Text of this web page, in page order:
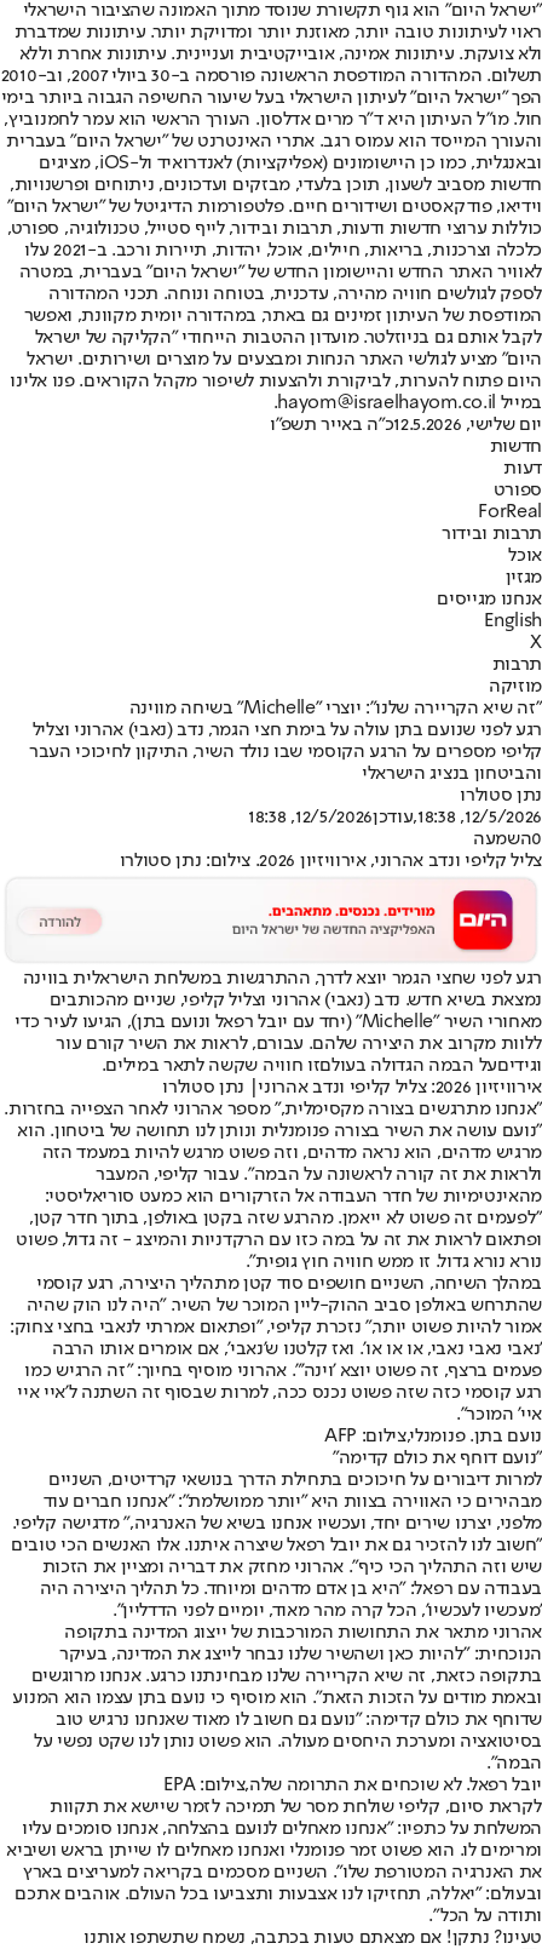
"ישראל היום" הוא גוף תקשורת שנוסד מתוך האמונה שהציבור הישראלי
ראוי לעיתונות טובה יותר, מאוזנת יותר ומדויקת יותר. עיתונות שמדברת
ולא צועקת. עיתונות אמינה, אובייקטיבית ועניינית. עיתונות אחרת וללא
תשלום. המהדורה המודפסת הראשונה פורסמה ב-30 ביולי 2007, וב-2010
הפך "ישראל היום" לעיתון הישראלי בעל שיעור החשיפה הגבוה ביותר בימי
חול. מו"ל העיתון היא ד"ר מרים אדלסון. העורך הראשי הוא עמר לחמנוביץ,
והעורך המייסד הוא עמוס רגב. אתרי האינטרנט של "ישראל היום" בעברית
ובאנגלית, כמו כן היישומונים (אפליקציות) לאנדרואיד ול-iOS, מציגים
חדשות מסביב לשעון, תוכן בלעדי, מבזקים ועדכונים, ניתוחים ופרשנויות,
וידיאו, פודקאסטים ושידורים חיים. פלטפורמות הדיגיטל של "ישראל היום"
כוללות ערוצי חדשות ודעות, תרבות ובידור, לייף סטייל, טכנולוגיה, ספורט,
כלכלה וצרכנות, בריאות, חיילים, אוכל, יהדות, תיירות ורכב. ב-2021 עלו
לאוויר האתר החדש והיישומון החדש של "ישראל היום" בעברית, במטרה
לספק לגולשים חוויה מהירה, עדכנית, בטוחה ונוחה. תכני המהדורה
המודפסת של העיתון זמינים גם באתר, במהדורה יומית מקוונת, ואפשר
לקבל אותם גם בניוזלטר. מועדון ההטבות הייחודי "הקליקה של ישראל
היום" מציע לגולשי האתר הנחות ומבצעים על מוצרים ושירותים. ישראל
היום פתוח להערות, לביקורת ולהצעות לשיפור מקהל הקוראים. פנו אלינו
במייל hayom@israelhayom.co.il.
יום שלישי, 12.5.2026
כ"ה באייר תשפ"ו
חדשות
דעות
ספורט
ForReal
תרבות ובידור
אוכל
מגזין
אנחנו מגייסים
English
X
תרבות
מוזיקה
"זה שיא הקריירה שלנו": יוצרי "Michelle" בשיחה מווינה
רגע לפני שנועם בתן עולה על בימת חצי הגמר, נדב (נאבי) אהרוני וצליל
קליפי מספרים על הרגע הקוסמי שבו נולד השיר, התיקון לחיכוכי העבר
והביטחון בנציג הישראלי
נתן סטולרו
12/5/2026, 18:38
,עודכן12/5/2026, 18:38
0השמעה
צליל קליפי ונדב אהרוני, אירוויזיון 2026. צילום: נתן סטולרו
רגע לפני שחצי הגמר יוצא לדרך, ההתרגשות במשלחת הישראלית בווינה
נמצאת בשיא חדש. נדב (נאבי) אהרוני וצליל קליפי, שניים מהכותבים
מאחורי השיר "Michelle" (יחד עם יובל רפאל ונועם בתן), הגיעו לעיר כדי
ללוות מקרוב את היצירה שלהם. עבורם, לראות את השיר קורם עור
וגידיםעל הבמה הגדולה בעולםזו חוויה שקשה לתאר במילים.
אירוויזיון 2026: צליל קליפי ונדב אהרוני| נתן סטולרו
"אנחנו מתרגשים בצורה מקסימלית," מספר אהרוני לאחר הצפייה בחזרות.
"נועם עושה את השיר בצורה פנומנלית ונותן לנו תחושה של ביטחון. הוא
מרגיש מדהים, הוא נראה מדהים, וזה פשוט מרגש להיות במעמד הזה
ולראות את זה קורה לראשונה על הבמה". עבור קליפי, המעבר
מהאינטימיות של חדר העבודה אל הזרקורים הוא כמעט סוריאליסטי:
"לפעמים זה פשוט לא ייאמן. מהרגע שזה בקטן באולפן, בתוך חדר קטן,
ופתאום לראות את זה על במה כזו עם הרקדניות והמיצג - זה גדול, פשוט
נורא נורא גדול. זו ממש חוויה חוץ גופית".
במהלך השיחה, השניים חושפים סוד קטן מתהליך היצירה, רגע קוסמי
שהתרחש באולפן סביב ההוק-ליין המוכר של השיר. "היה לנו הוק שהיה
אמור להיות פשוט יותר," נזכרת קליפי, "ופתאום אמרתי לנאבי בחצי צחוק:
'נאבי נאבי נאבי, או או או'. ואז קלטנו ש'נאבי', אם אומרים אותו הרבה
פעמים ברצף, זה פשוט יוצא 'וינה'". אהרוני מוסיף בחיוך: "זה הרגיש כמו
רגע קוסמי כזה שזה פשוט נכנס ככה, למרות שבסוף זה השתנה ל'איי איי
איי' המוכר".
נועם בתן. פנומנלי,צילום: AFP
"נועם דוחף את כולם קדימה"
למרות דיבורים על חיכוכים בתחילת הדרך בנושאי קרדיטים, השניים
מבהירים כי האווירה בצוות היא "יותר ממושלמת": "אנחנו חברים עוד
מלפני, יצרנו שירים יחד, ועכשיו אנחנו בשיא של האנרגיה," מדגישה קליפי.
"חשוב לנו להזכיר גם את יובל רפאל שיצרה איתנו. אלו האנשים הכי טובים
שיש וזה התהליך הכי כיף". אהרוני מחזק את דבריה ומציין את הזכות
בעבודה עם רפאל: "היא בן אדם מדהים ומיוחד. כל תהליך היצירה היה
'מעכשיו לעכשיו', הכל קרה מהר מאוד, יומיים לפני הדדליין".
אהרוני מתאר את התחושות המורכבות של ייצוג המדינה בתקופה
הנוכחית: "להיות כאן ושהשיר שלנו נבחר לייצג את המדינה, בעיקר
בתקופה כזאת, זה שיא הקריירה שלנו מבחינתנו כרגע. אנחנו מרוגשים
ובאמת מודים על הזכות הזאת". הוא מוסיף כי נועם בתן עצמו הוא המנוע
שדוחף את כולם קדימה: "נועם גם חשוב לו מאוד שאנחנו נרגיש טוב
בסיטואציה ומערכת היחסים מעולה. הוא פשוט נותן לנו שקט נפשי על
הבמה".
יובל רפאל. לא שוכחים את התרומה שלה,צילום: EPA
לקראת סיום, קליפי שולחת מסר של תמיכה לזמר שיישא את תקוות
המשלחת על כתפיו: "אנחנו מאחלים לנועם בהצלחה, אנחנו סומכים עליו
ומרימים לו. הוא פשוט זמר פנומנלי ואנחנו מאחלים לו שייתן בראש ושיביא
את האנרגיה המטורפת שלו". השניים מסכמים בקריאה למעריצים בארץ
ובעולם: "יאללה, תחזיקו לנו אצבעות ותצביעו בכל העולם. אוהבים אתכם
ותודה על הכל".
טעינו? נתקן! אם מצאתם טעות בכתבה, נשמח שתשתפו אותנו